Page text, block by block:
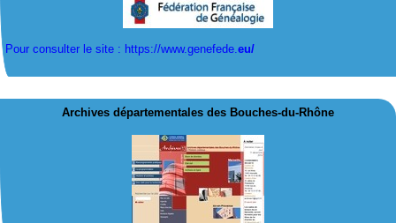
Pour consulter le site : https://www.genefede. eu/
Archives départementales des Bouches-du-Rhône